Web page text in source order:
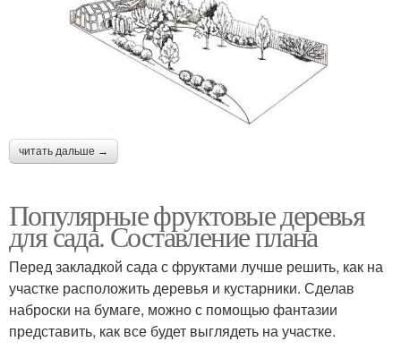
читать дальше →
Популярные фруктовые деревья
для сада. Составление плана
Перед закладкой сада с фруктами лучше решить, как на
участке расположить деревья и кустарники. Сделав
наброски на бумаге, можно с помощью фантазии
представить, как все будет выглядеть на участке.